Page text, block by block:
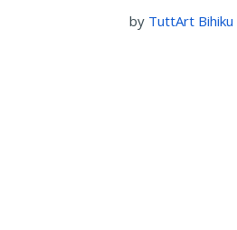
by TuttArt Bihiku